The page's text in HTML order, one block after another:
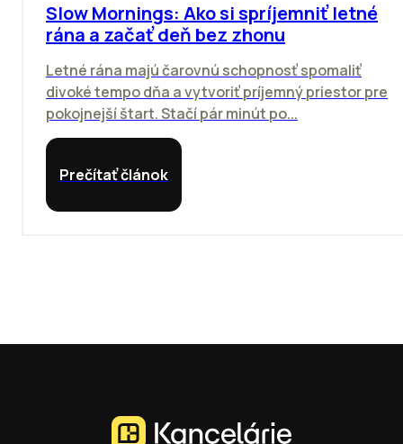
Slow Mornings: Ako si spríjemniť letné
rána a začať deň bez zhonu
Letné rána majú čarovnú schopnosť spomaliť
divoké tempo dňa a vytvoriť príjemný priestor pre
pokojnejší štart. Stačí pár minút po...
Prečítať článok